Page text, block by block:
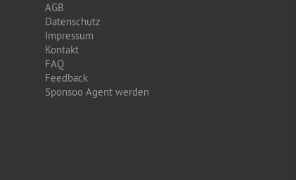
AGB
Datenschutz
Impressum
Kontakt
FAQ
Feedback
Sponsoo Agent werden